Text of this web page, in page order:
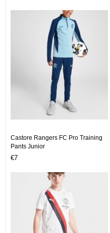
Castore Rangers FC Pro Training
Pants Junior
€7